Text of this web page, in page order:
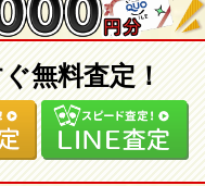
無料査定！